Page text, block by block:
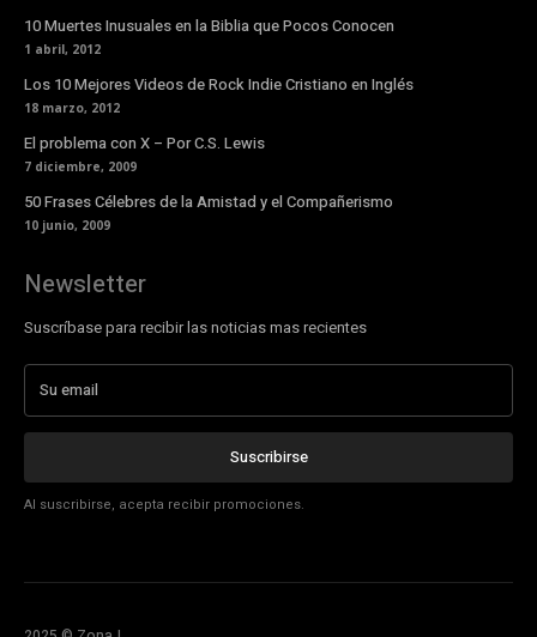
10 Muertes Inusuales en la Biblia que Pocos Conocen
1 abril, 2012
Los 10 Mejores Videos de Rock Indie Cristiano en Inglés
18 marzo, 2012
El problema con X – Por C.S. Lewis
7 diciembre, 2009
50 Frases Célebres de la Amistad y el Compañerismo
10 junio, 2009
Newsletter
Suscríbase para recibir las noticias mas recientes
Suscribirse
Al suscribirse, acepta recibir promociones.